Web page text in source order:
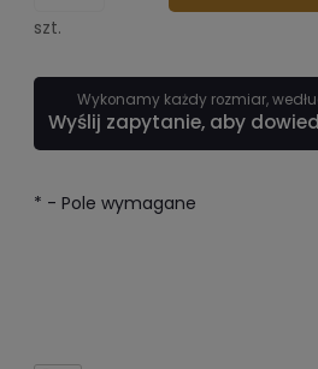
szt.
Wykonamy każdy rozmiar,
Wyślij zapytanie, aby
* - Pole wymagane